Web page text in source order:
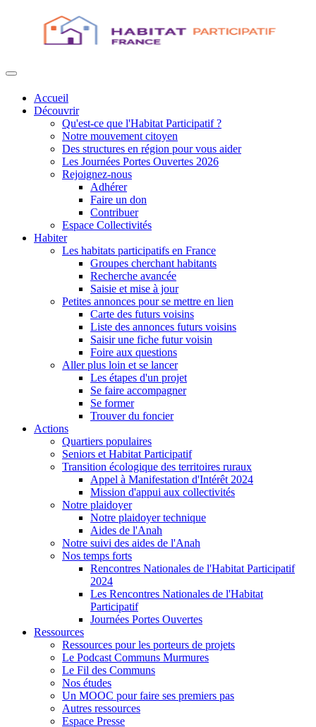
Accueil
Découvrir
Qu'est-ce que l'Habitat Participatif ?
Notre mouvement citoyen
Des structures en région pour vous aider
Les Journées Portes Ouvertes 2026
Rejoignez-nous
Adhérer
Faire un don
Contribuer
Espace Collectivités
Habiter
Les habitats participatifs en France
Groupes cherchant habitants
Recherche avancée
Saisie et mise à jour
Petites annonces pour se mettre en lien
Carte des futurs voisins
Liste des annonces futurs voisins
Saisir une fiche futur voisin
Foire aux questions
Aller plus loin et se lancer
Les étapes d'un projet
Se faire accompagner
Se former
Trouver du foncier
Actions
Quartiers populaires
Seniors et Habitat Participatif
Transition écologique des territoires ruraux
Appel à Manifestation d'Intérêt 2024
Mission d'appui aux collectivités
Notre plaidoyer
Notre plaidoyer technique
Aides de l'Anah
Notre suivi des aides de l'Anah
Nos temps forts
Rencontres Nationales de l'Habitat Participatif
2024
Les Rencontres Nationales de l'Habitat
Participatif
Journées Portes Ouvertes
Ressources
Ressources pour les porteurs de projets
Le Podcast Communs Murmures
Le Fil des Communs
Nos études
Un MOOC pour faire ses premiers pas
Autres ressources
Espace Presse